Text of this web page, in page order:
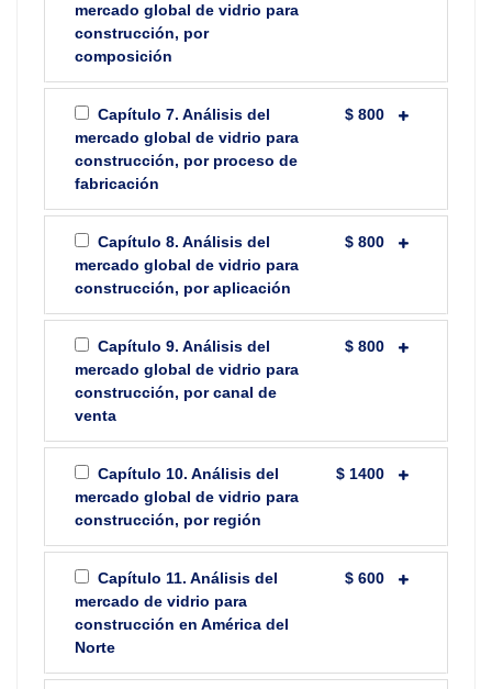
mercado global de vidrio para
construcción, por
composición
Capítulo 7. Análisis del
mercado global de vidrio para
construcción, por proceso de
fabricación
$ 800
Capítulo 8. Análisis del
mercado global de vidrio para
construcción, por aplicación
$ 800
Capítulo 9. Análisis del
mercado global de vidrio para
construcción, por canal de
venta
$ 800
Capítulo 10. Análisis del
mercado global de vidrio para
construcción, por región
$ 1400
Capítulo 11. Análisis del
mercado de vidrio para
construcción en América del
Norte
$ 600